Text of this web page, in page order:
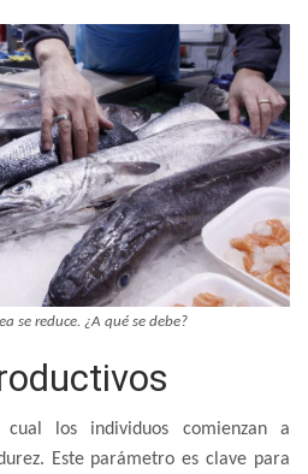
se reduce. ¿A qué se debe?
los individuos comienzan a
Este parámetro es clave para